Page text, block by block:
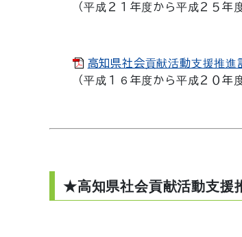
（平成２１年度から平成２５年度
高知県社会貢献活動支援推進
（平成１６年度から平成２０年度
★高知県社会貢献活動支援